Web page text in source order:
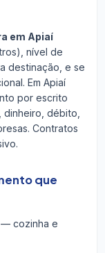
em Apiaí
nível de
destinação, e se
Em Apiaí
por escrito
dinheiro, débito,
Contratos
que
— cozinha e